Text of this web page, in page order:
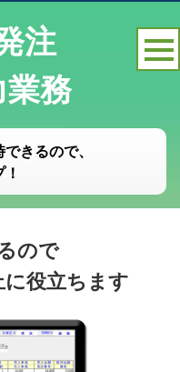
注
務
きるので、
ので
役立ちます